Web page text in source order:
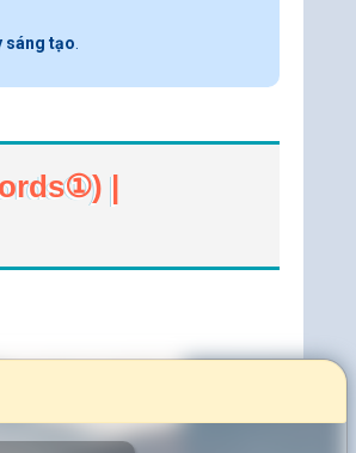
sáng tạo.
|